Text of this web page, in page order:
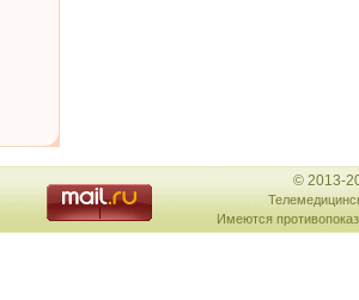
© 2013-
Имеются